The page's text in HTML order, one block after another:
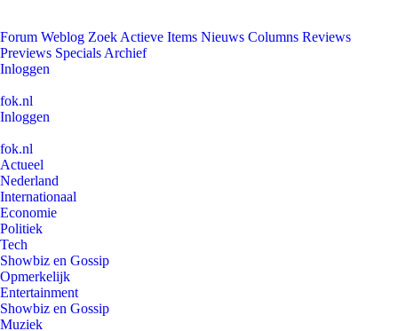
Forum Weblog Zoek Actieve Items Nieuws Columns Reviews
Previews Specials Archief
Inloggen
fok.nl
Inloggen
fok.nl
Actueel
Nederland
Internationaal
Economie
Politiek
Tech
Showbiz en Gossip
Opmerkelijk
Entertainment
Showbiz en Gossip
Muziek